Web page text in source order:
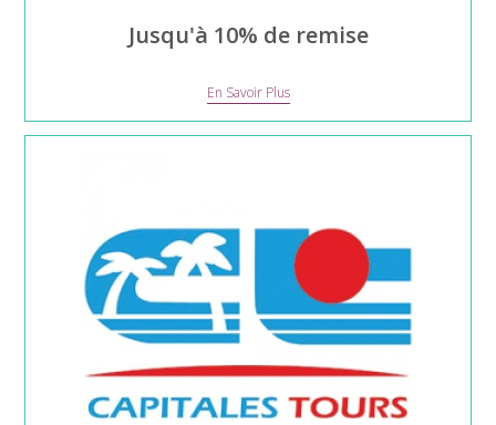
Jusqu'à 10% de remise
En Savoir PlusClimats
du
monde